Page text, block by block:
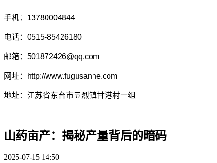
手机：13780004844
电话：0515-85426180
邮箱：501872426@qq.com
网址：http://www.fugusanhe.com
地址：江苏省东台市五烈镇甘港村十组
山药亩产：揭秘产量背后的暗码
2025-07-15 14:50